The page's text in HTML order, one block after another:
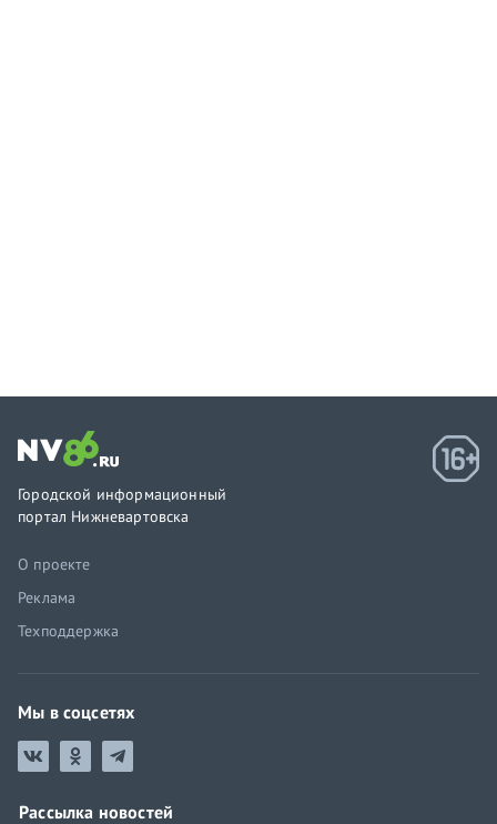
Городской информационный
портал Нижневартовска
О проекте
Реклама
Техподдержка
Мы в соцсетях
Рассылка новостей